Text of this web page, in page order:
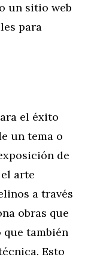
un sitio web
para
el éxito
un tema o
de
arte
a través
obras que
que también
Esto